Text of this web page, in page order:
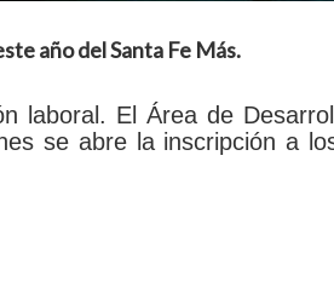
año del Santa Fe Más.
laboral. El Área de
se abre la inscripción a